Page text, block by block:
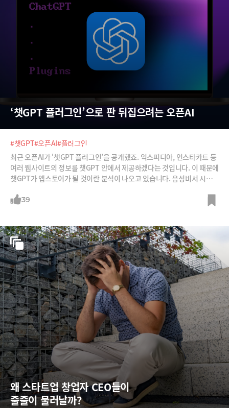
‘챗GPT 플러그인’으로 판 뒤집으려는 오픈AI
#챗GPT#오픈AI#플러그인
최근 오픈AI가 ‘챗GPT 플러그인’을 공개했죠. 익스피디아, 인스타카트 등
여러 웹사이트의 정보를 챗GPT 안에서 제공하겠다는 것입니다. 이 때문에
챗GPT가 앱스토어가 될 것이란 분석이 나오고 있습니다. 음성비서 시장도
석도 나옵니다. 챗GPT의 플러그인 탑재가 인터넷과 앱 생태계에 어떤 파
39
왜 스타트업 창업자 CEO들이
줄줄이 물러날까?